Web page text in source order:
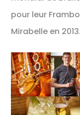
pour leur
Mirabelle en 2013.